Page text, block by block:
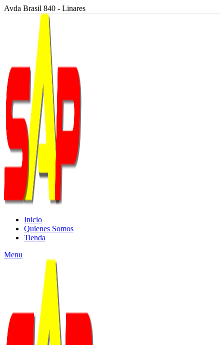
Avda Brasil 840 - Linares
Inicio
Quienes Somos
Tienda
Menu